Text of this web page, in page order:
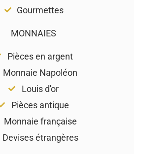
Gourmettes
MONNAIES
Pièces en argent
Monnaie Napoléon
Louis d'or
Pièces antique
Monnaie française
Devises étrangères